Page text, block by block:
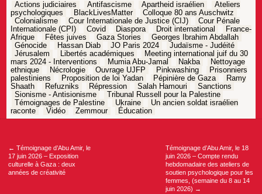
Actions judiciaires Antifascisme Apartheid israélien
Ateliers
psychologiques
BlackLivesMatter
Colloque 80 ans Auschwitz
Colonialisme
Cour Internationale de Justice (CIJ)
Cour Pénale
Internationale (CPI)
Covid Diaspora Droit international
France-
Afrique
Fêtes juives Gaza Stories
Georges Ibrahim Abdallah
Génocide
Hassan Diab JO Paris 2024
Judaïsme - Judéité
Jérusalem
Libertés académiques
Meeting international juif du 30
mars 2024 - Interventions
Mumia Abu-Jamal Nakba
Nettoyage
ethnique
Nécrologie Ouvrage UJFP Pinkwashing
Prisonniers
palestiniens
Proposition de loi Yadan Pépinière de Gaza
Ramy
Shaath
Refuzniks Répression Salah Hamouri
Sanctions
Sionisme - Antisionisme
Tribunal Russell pour la Palestine
Témoignages de Palestine
Ukraine
Un ancien soldat israélien
raconte
Vidéo Zemmour Éducation
Navigation
← Témoignage d’Abu Amir, le
17 juin 2026 – Exposition
culturelle à Gaza : deux
années de créativité
Témoignage d’Abu Amir, le 18
juin 2026 – Compte rendu
hebdomadaire des ateliers de
soutien psychologique pour les
femmes, (semaine du 8 au 14
juin 2026) →